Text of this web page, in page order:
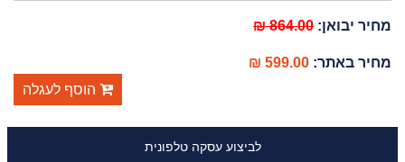
מחיר יבואן:864.00 ₪
מחיר באתר:599.00 ₪
הוסף לעגלה
לביצוע עסקה טלפונית